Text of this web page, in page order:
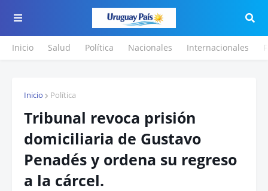
Inicio Salud Política Nacionales Internacionales
Inicio Política
Tribunal revoca prisión
domiciliaria de Gustavo
Penadés y ordena su regreso
a la cárcel.